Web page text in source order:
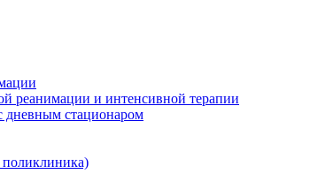
реанимации и интенсивной терапии
дневным стационаром
поликлиника)